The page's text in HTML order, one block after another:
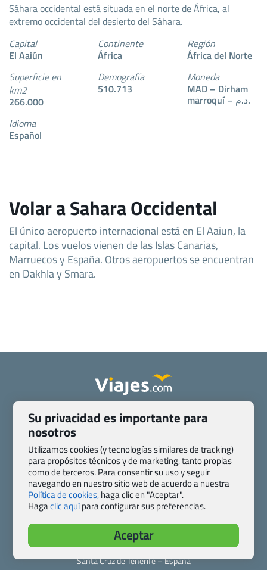
Sáhara occidental está situada en el norte de África, al
extremo occidental del desierto del Sáhara.
Capital
El Aaiún
Continente
África
Región
África del Norte
Superficie en
km2
266.000
Demografía
510.713
Moneda
MAD – Dirham
marroquí – د.م.
Idioma
Español
Volar a Sahara Occidental
El único aeropuerto internacional está en El Aaiun, la
capital. Los vuelos vienen de las Islas Canarias,
Marruecos y España. Otros aeropuertos se encuentran
en Dakhla y Smara.
Quienes somos
Contacto
Pasaporte, Visado, Salud y otras disposiciones específicas
Blog de Viajes.com
Preguntas frecuentes
Condiciones generales
Política de privacidad y cookies
Transparencia
Todas las páginas – sitemap
Viajes.com
Last Minute Express S.L.U.
c/ Drago, CC HLS, Local 13
38660 Miraverde – Adeje
Santa Cruz de Tenerife – España
Su privacidad es importante para
nosotros
Utilizamos cookies (y tecnologías similares de tracking)
para propósitos técnicos y de marketing, tanto propias
como de terceros. Para consentir su uso y seguir
navegando en nuestro sitio web de acuerdo a nuestra
Política de cookies,haga clic en "Aceptar".
Hagaclic aquípara configurar sus preferencias.
Aceptar